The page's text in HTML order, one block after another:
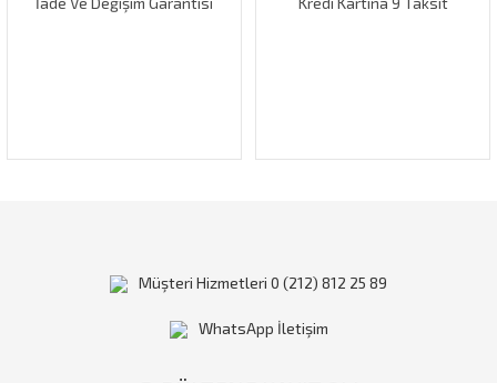
Müşteri Hizmetleri 0 (212) 812 25 89
WhatsApp İletişim